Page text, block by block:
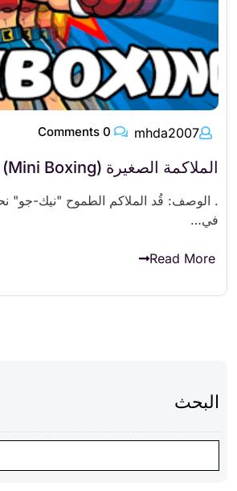
mhda2007
الملاكمة الصغيرة (Mini Boxing)
. الوصف: قُد الملاكم الطموح "نيك-جو"
في…
Read More
البحث